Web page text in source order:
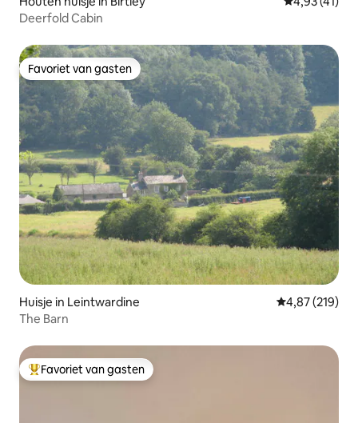
Deerfold Cabin
Favoriet van gasten
Favoriet van gasten
Huisje in Leintwardine Gemiddelde
4,87 (219)
The Barn
Topfavoriet van gasten
Favoriet van gasten